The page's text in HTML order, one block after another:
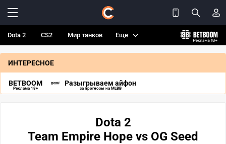
Dota 2 CS2 Мир танков Еще
ИНТЕРЕСНОЕ
BETBOOM
Реклама 18+
Разыгрываем айфон
за прогнозы на MLBB
Dota 2
Team Empire Hope vs OG Seed